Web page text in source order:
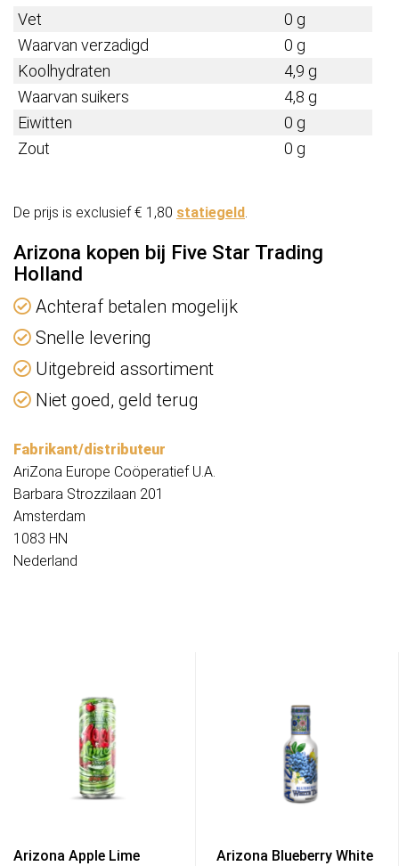
Vet
0 g
Waarvan verzadigd
0 g
Koolhydraten
4,9 g
Waarvan suikers
4,8 g
Eiwitten
0 g
Zout
0 g
De prijs is exclusief € 1,80 statiegeld.
Arizona kopen bij Five Star Trading
Holland
Achteraf betalen mogelijk
Snelle levering
Uitgebreid assortiment
Niet goed, geld terug
Fabrikant/distributeur
AriZona Europe Coöperatief U.A.
Barbara Strozzilaan 201
Amsterdam
1083 HN
Nederland
Arizona Apple Lime Arizona Blueberry White